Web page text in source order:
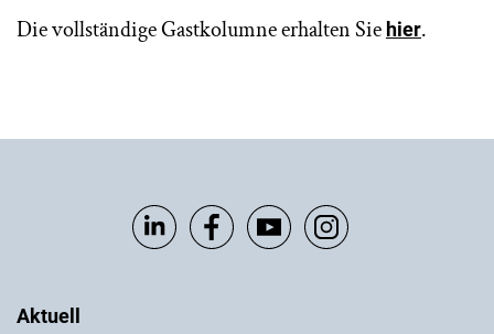
Die vollständige Gastkolumne erhalten Sie hier.
Aktuell